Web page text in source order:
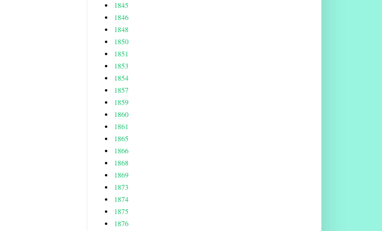
1845
1846
1848
1850
1851
1853
1854
1857
1859
1860
1861
1865
1866
1868
1869
1873
1874
1875
1876